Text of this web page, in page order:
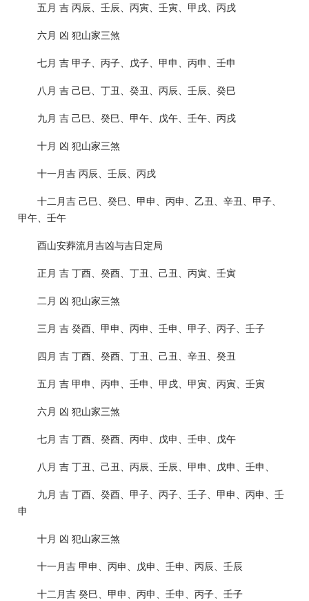
五月 吉 丙辰、壬辰、丙寅、壬寅、甲戌、丙戌
六月 凶 犯山家三煞
七月 吉 甲子、丙子、戊子、甲申、丙申、壬申
八月 吉 己巳、丁丑、癸丑、丙辰、壬辰、癸巳
九月 吉 己巳、癸巳、甲午、戊午、壬午、丙戌
十月 凶 犯山家三煞
十一月吉 丙辰、壬辰、丙戌
十二月吉 己巳、癸巳、甲申、丙申、乙丑、辛丑、甲子、
甲午、壬午
酉山安葬流月吉凶与吉日定局
正月 吉 丁酉、癸酉、丁丑、己丑、丙寅、壬寅
二月 凶 犯山家三煞
三月 吉 癸酉、甲申、丙申、壬申、甲子、丙子、壬子
四月 吉 丁酉、癸酉、丁丑、己丑、辛丑、癸丑
五月 吉 甲申、丙申、壬申、甲戌、甲寅、丙寅、壬寅
六月 凶 犯山家三煞
七月 吉 丁酉、癸酉、丙申、戊申、壬申、戊午
八月 吉 丁丑、己丑、丙辰、壬辰、甲申、戊申、壬申、
九月 吉 丁酉、癸酉、甲子、丙子、壬子、甲申、丙申、壬
申
十月 凶 犯山家三煞
十一月吉 甲申、丙申、戊申、壬申、丙辰、壬辰
十二月吉 癸巳、甲申、丙申、壬申、丙子、壬子